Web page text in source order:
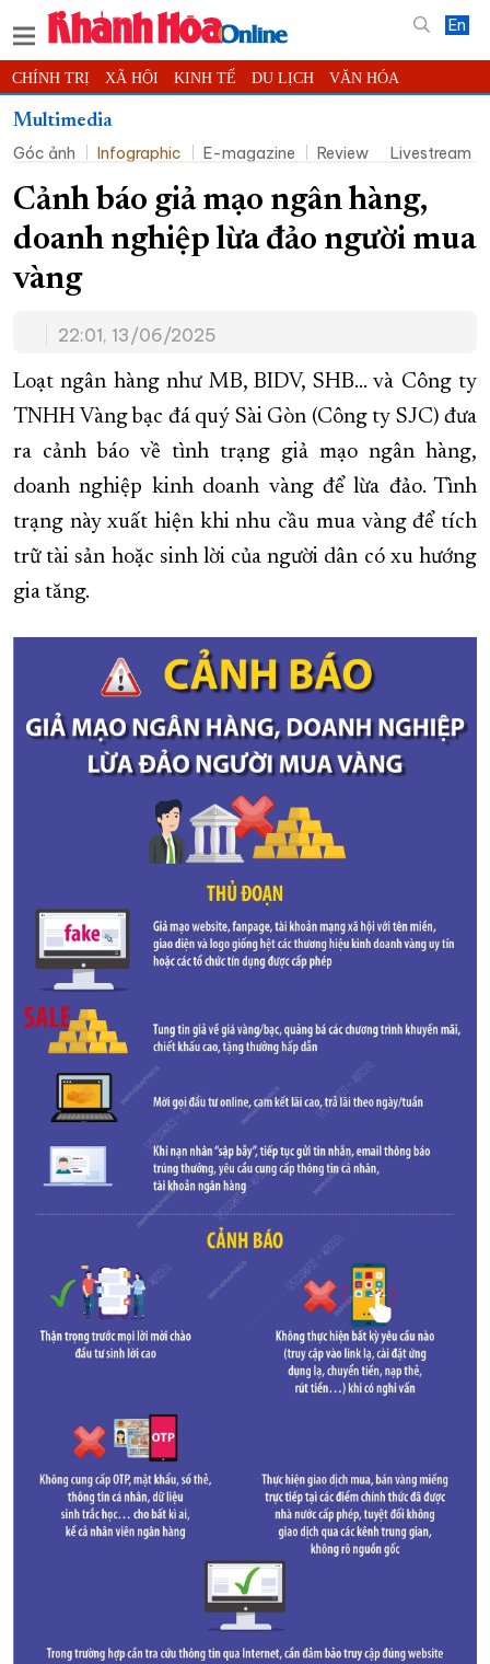
En
CHÍNH TRỊ XÃ HỘI KINH TẾ DU LỊCH VĂN HÓA
THỂ THAO ĐỜI SỐNG
KHOA HỌC - CÔNG NGHỆ PHÁP LUẬT BẠN ĐỌC PHÓNG SỰ
THẾ GIỚI MULTIMEDIA VIDEO ĐỌC BÁO ONLINE
PODCAST THÔNG TIN - QUẢNG CÁO
QUY HOẠCH TỈNH KHÁNH HÒA
CHUNG TAY CẢI CÁCH HÀNH CHÍNH
XÂY DỰNG NÔNG THÔN MỚI LỊCH CẮT ĐIỆN
TÀU - XE - MÁY BAY
KỶ NIỆM 370 NĂM XÂY DỰNG VÀ PHÁT TRIỂN TỈNH KHÁNH HÒA
KHOẢNH KHẮC ĐẸP XỨ TRẦM
XÂY DỰNG KHÁNH HÒA TRỞ THÀNH THÀNH PHỐ TRỰC THUỘC
ĐẠI HỘI ĐẢNG CÁC CẤP TRANG CHỦ VỀ BÁO KHÁNH HÒA
Multimedia
Góc ảnh
Infographic E-magazine Review Livestream
Cảnh báo giả mạo ngân hàng,
doanh nghiệp lừa đảo người mua
vàng
22:01, 13/06/2025
Loạt ngân hàng như MB, BIDV, SHB… và Công ty
TNHH Vàng bạc đá quý Sài Gòn (Công ty SJC) đưa
ra cảnh báo về tình trạng giả mạo ngân hàng,
doanh nghiệp kinh doanh vàng để lừa đảo. Tình
trạng này xuất hiện khi nhu cầu mua vàng để tích
trữ tài sản hoặc sinh lời của người dân có xu hướng
gia tăng.